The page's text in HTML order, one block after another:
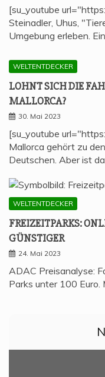
[su_youtube
Steinadler, Uhus,
Umgebung erleben.
WELTENTDECKER
LOHNT SICH DIE
MALLORCA?
30. Mai 2023
[su_youtube
Mallorca gehört zu
Deutschen. Aber ist
WELTENTDECKER
FREI­ZEIT­PARKS:
GÜNSTIGER
24. Mai 2023
ADAC Preisanalyse:
Parks unter 100 Euro.